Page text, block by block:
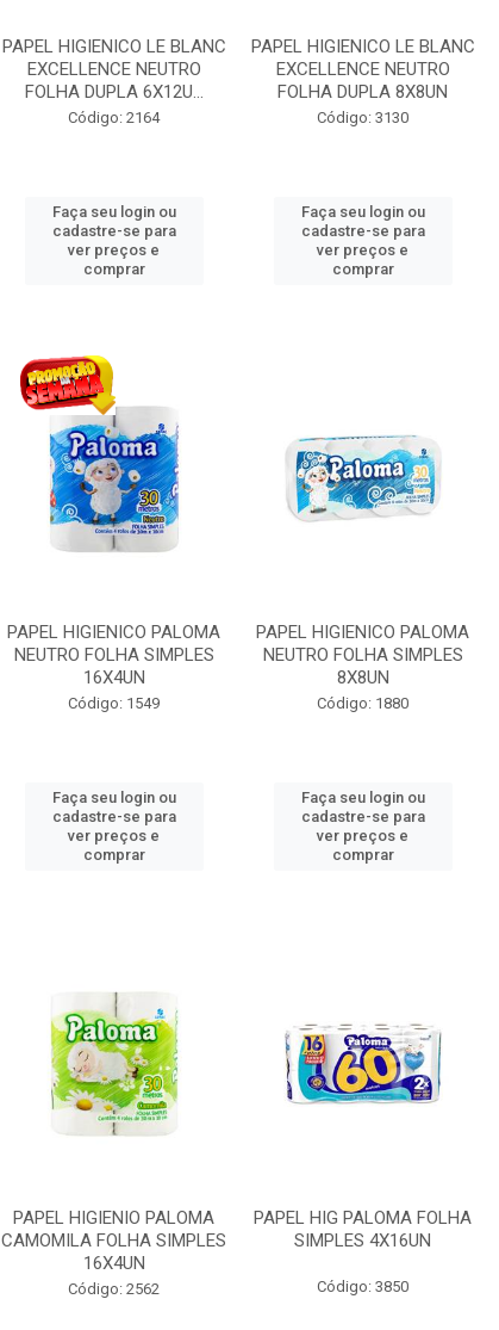
PAPEL HIGIENICO LE BLANC
EXCELLENCE NEUTRO
FOLHA DUPLA 6X12U...
Código: 2164
Faça seu login ou
cadastre-se para
ver preços e
comprar
PAPEL HIGIENICO LE BLANC
EXCELLENCE NEUTRO
FOLHA DUPLA 8X8UN
Código: 3130
Faça seu login ou
cadastre-se para
ver preços e
comprar
PAPEL HIGIENICO PALOMA
NEUTRO FOLHA SIMPLES
16X4UN
Código: 1549
Faça seu login ou
cadastre-se para
ver preços e
comprar
PAPEL HIGIENICO PALOMA
NEUTRO FOLHA SIMPLES
8X8UN
Código: 1880
Faça seu login ou
cadastre-se para
ver preços e
comprar
PAPEL HIGIENIO PALOMA
CAMOMILA FOLHA SIMPLES
16X4UN
Código: 2562
PAPEL HIG PALOMA FOLHA
SIMPLES 4X16UN
Código: 3850